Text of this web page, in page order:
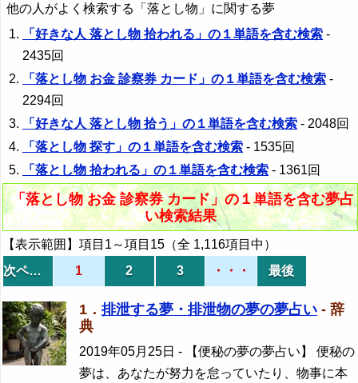
他の人がよく検索する「落とし物」に関する夢
「好きな人 落とし物 拾われる」の１単語を含む検索 -
2435回
「落とし物 お金 診察券 カード」の１単語を含む検索 -
2294回
「好きな人 落とし物 拾う」の１単語を含む検索 - 2048回
「落とし物 探す」の１単語を含む検索 - 1535回
「落とし物 拾われる」の１単語を含む検索 - 1361回
「落とし物 お金 診察券 カード」の１単語を含む夢占
い検索結果
【表示範囲】項目1～項目15（全 1,116項目中）
次ページ
1 2 3 ・・・ 最後
1． 排泄する夢・排泄物の夢の夢占い - 辞
典
2019年05月25日 - 【便秘の夢の夢占い】 便秘の
夢は、あなたが努力を怠っていたり、物事に本